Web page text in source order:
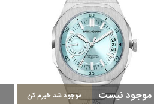
موجود نیست موجود شد خبرم کن